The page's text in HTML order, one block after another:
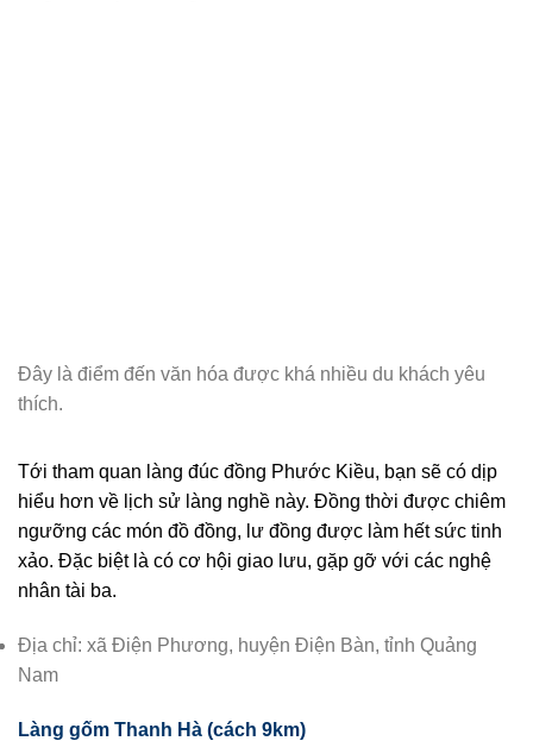
Đây là điểm đến văn hóa được khá nhiều du khách yêu
thích.
Tới tham quan làng đúc đồng Phước Kiều, bạn sẽ có dịp
hiểu hơn về lịch sử làng nghề này. Đồng thời được chiêm
ngưỡng các món đồ đồng, lư đồng được làm hết sức tinh
xảo. Đặc biệt là có cơ hội giao lưu, gặp gỡ với các nghệ
nhân tài ba.
Địa chỉ: xã Điện Phương, huyện Điện Bàn, tỉnh Quảng
Nam
Làng gốm Thanh Hà (cách 9km)